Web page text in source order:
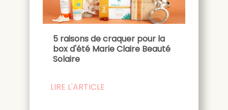
5 raisons de craquer pour la
box d'été Marie Claire Beauté
Solaire
LIRE L'ARTICLE